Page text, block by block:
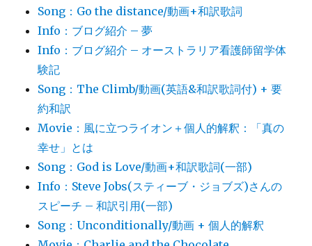
Song：Go the distance/動画+和訳歌詞
Info：ブログ紹介 – 夢
Info：ブログ紹介 – オーストラリア看護師留学体
験記
Song：The Climb/動画(英語&和訳歌詞付) + 要
約和訳
Movie：風に立つライオン＋個人的解釈：「真の
幸せ」とは
Song：God is Love/動画+和訳歌詞(一部)
Info：Steve Jobs(スティーブ・ジョブズ)さんの
スピーチ – 和訳引用(一部)
Song：Unconditionally/動画 + 個人的解釈